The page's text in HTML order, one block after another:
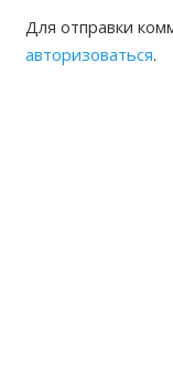
Для отправки
авторизоваться.